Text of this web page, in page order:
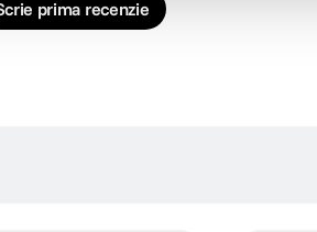
prima recenzie